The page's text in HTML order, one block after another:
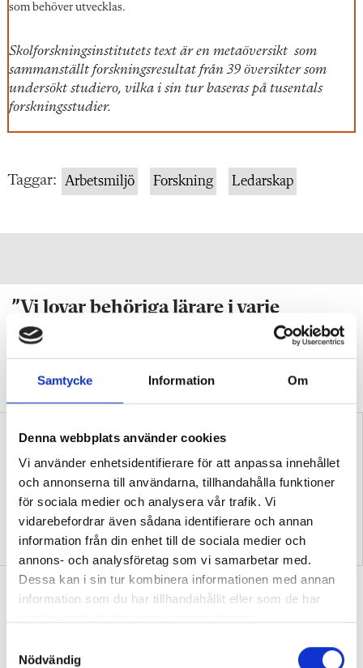
Samtycke Information Om
Denna webbplats använder cookies
Vi använder enhetsidentifierare för att anpassa innehållet
och annonserna till användarna, tillhandahålla funktioner
för sociala medier och analysera vår trafik. Vi
vidarebefordrar även sådana identifierare och annan
information från din enhet till de sociala medier och
annons- och analysföretag som vi samarbetar med.
Dessa kan i sin tur kombinera informationen med annan
information som du har tillhandahållit eller som de har
Nödvändig
som behöver utvecklas.
Skolforskningsinstitutets text är en metaöversikt som
sammanställt forskningsresultat från 39 översikter som
undersökt studiero, vilka i sin tur baseras på tusentals
forskningsstudier.
Taggar: Arbetsmiljö Forskning Ledarskap
”Vi lovar behöriga lärare i varje
klassrum”
VALDEBATTCenterpartiets tioåriga plan:
Inga fler obehöriga lärare.
”Så bryter vi hatpratets
pyramid i skolan”
tydligt i trappan”
”Vad ska vår tid räcka till på
damma, snygga upp i hallen, svara i telefon